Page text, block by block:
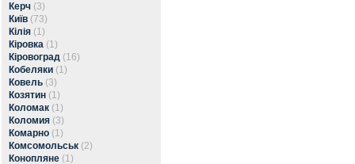
Керч (3)
Київ (73)
Кілія (1)
Кіровка (1)
Кіровоград (16)
Кобеляки (1)
Ковель (3)
Козятин (1)
Коломак (1)
Коломия (3)
Комарно (1)
Комсомольськ (2)
Конопляне (1)